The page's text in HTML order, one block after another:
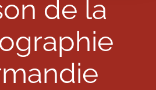
de la